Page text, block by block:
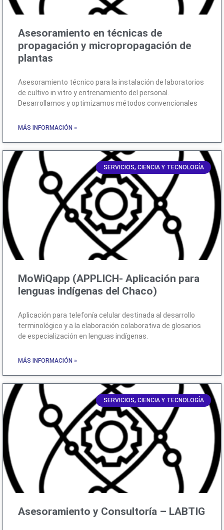
Asesoramiento en técnicas de
propagación y micropropagación de
plantas
Asesoramiento técnico para la instalación de laboratorios
de cultivo in vitro y entrenamiento del personal.
Desarrollamos y optimizamos métodos convencionales
MÁS INFORMACIÓN »
SERVICIOS, CIENCIA Y TECNOLOGÍA
MoWiQapp (APPLICH- Aplicación para
lenguas indígenas del Chaco)
Aplicación para telefonía celular destinada al desarrollo
terminológico y a la elaboración colaborativa de glosarios
de especialización en lenguas indígenas.
MÁS INFORMACIÓN »
SERVICIOS, CIENCIA Y TECNOLOGÍA
Asesoramiento y Consultoría – LABTIG